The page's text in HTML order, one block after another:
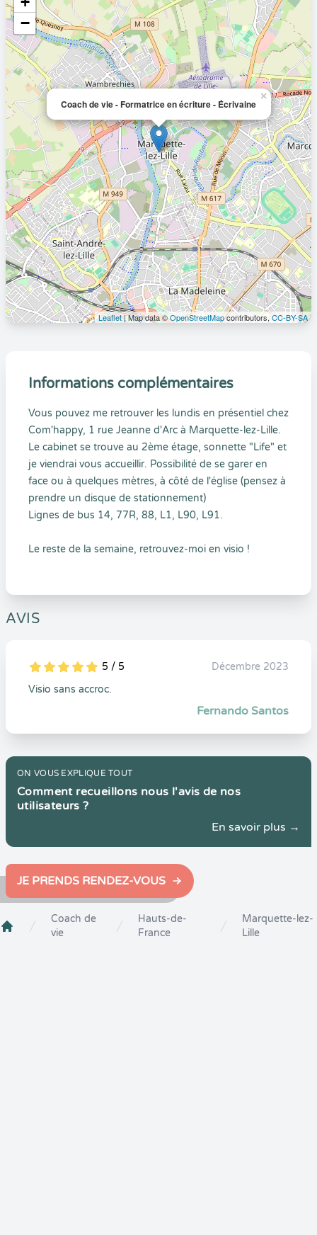
Coach de vie - Formatrice en écriture - Écrivaine
×
−
Leaflet| Map data ©OpenStreetMapcontributors,CC-BY-SA
Informations complémentaires
Vous pouvez me retrouver les lundis en présentiel chez
Com'happy, 1 rue Jeanne d'Arc à Marquette-lez-Lille.
Le cabinet se trouve au 2ème étage, sonnette "Life" et
je viendrai vous accueillir. Possibilité de se garer en
face ou à quelques mètres, à côté de l'église (pensez à
prendre un disque de stationnement)
Lignes de bus 14, 77R, 88, L1, L90, L91.
Le reste de la semaine, retrouvez-moi en visio !
AVIS
5
1
5
0 5 / 5
Décembre 2023
Visio sans accroc.
Fernando Santos
ON VOUS EXPLIQUE TOUT
Comment recueillons nous l'avis de nos
utilisateurs ?
En savoir plus →
JE PRENDS RENDEZ-VOUS
Crenolibre
Coach de
vie
Hauts-de-
France
Marquette-lez-
Lille